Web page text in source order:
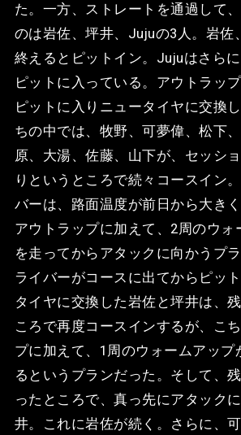
た。一方、ストレートを通過して
のは岩佐、坪井、Jujuの3人。岩佐
終えるとピットイン。Jujuはさら
ピットに入っている。アウトラッ
ピットに入りニュータイヤに交換
ちの中では、牧野、可夢偉、松下
原、大湯、佐藤、山下が、セッシ
りというところで続々コースイン
バーは、路面温度が前日から大きく
アウトラップに加えて、2周のウォ
を走ってからアタックに向かうプ
ライバーがコースに出てからピッ
タイヤに交換した岩佐と坪井は、
ころで再度コースインするが、こ
プに加えて、1周のウォームアップ
るというプランだった。そして、
ったところで、真っ先にアタック
井。これに岩佐が続く。さらに、